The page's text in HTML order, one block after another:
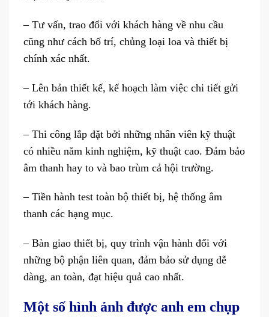
– Tư vấn, trao đổi với khách hàng về nhu cầu
cũng như cách bố trí, chủng loại loa và thiết bị
chính xác nhất.
– Lên bản thiết kế, kế hoạch làm việc chi tiết gửi
tới khách hàng.
– Thi công lắp đặt bởi những nhân viên kỹ thuật
có nhiều năm kinh nghiệm, kỹ thuật cao. Đảm bảo
âm thanh hay to và bao trùm cả hội trường.
– Tiền hành test toàn bộ thiết bị, hệ thống âm
thanh các hạng mục.
– Bàn giao thiết bị, quy trình vận hành đối với
những bộ phận liên quan, đảm bảo sử dụng dễ
dàng, an toàn, đạt hiệu quả cao nhất.
Một số hình ảnh được anh em chụp